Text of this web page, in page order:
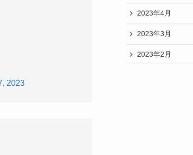
2023
2023年4月
2023年3月
2023年2月